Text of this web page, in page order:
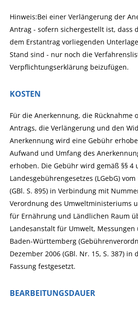
Hinweis:Bei einer Verlängerung der
Antrag - sofern sichergestellt ist, dass
dem Erstantrag vorliegenden
Stand sind - nur noch die
Verpflichtungserklärung beizufügen.
KOSTEN
Für die Anerkennung, die Rücknahme
Antrags, die Verlängerung und den
Anerkennung wird eine Gebühr
Aufwand und Umfang des
erhoben. Die Gebühr wird gemäß §§ 4
Landesgebührengesetzes (LGebG)
(GBl. S. 895) in Verbindung mit
Verordnung des Umweltministeriums
für Ernährung und Ländlichen Raum
Landesanstalt für Umwelt,
Baden-Württemberg
Dezember 2006 (GBl. Nr. 15, S. 387)
Fassung festgesetzt.
BEARBEITUNGSDAUER